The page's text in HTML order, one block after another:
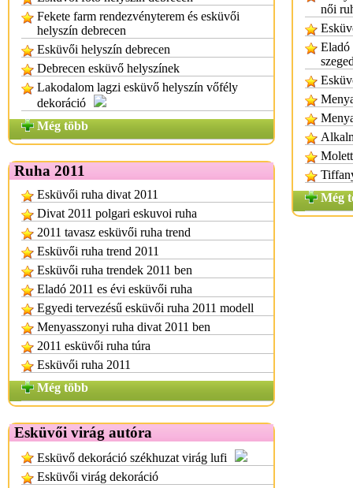
Fekete farm rendezvényterem és esküvői
helyszín debrecen
Esküvői helyszín debrecen
Debrecen esküvő helyszínek
Lakodalom lagzi esküvő helyszín vőfély
dekoráció
Még több
Ruha 2011
Esküvői ruha divat 2011
Divat 2011 polgari eskuvoi ruha
2011 tavasz esküvői ruha trend
Esküvői ruha trend 2011
Esküvői ruha trendek 2011 ben
Eladó 2011 es évi esküvői ruha
Egyedi tervezésű esküvői ruha 2011 modell
Menyasszonyi ruha divat 2011 ben
2011 esküvői ruha túra
Esküvői ruha 2011
Még több
Esküvői virág autóra
Esküvő dekoráció székhuzat virág lufi
Esküvői virág dekoráció
női
Eladó
Még